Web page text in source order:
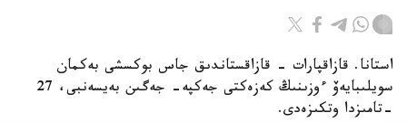
استانا. قازاقپارات - قازاقستاندىق جاس بوكسشى بەكمان
سويلىبايەۆ ءوزىنىڭ كەزەكتى جەكپە- جەگىن بەيسەنبى، 27
-تامىزدا وتكىزەدى.